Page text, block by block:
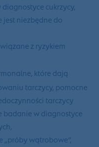
cukrzycy,
jest niezbędne do
z ryzykiem
które dają
tarczycy, pomocne
tarczycy
badanie w diagnostyce
„próby wątrobowe”,